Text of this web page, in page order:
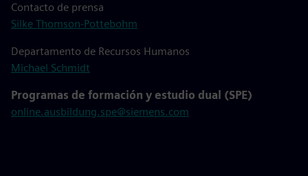
Contacto de prensa
Silke Thomson-Pottebohm
Departamento de Recursos Humanos
Michael Schmidt
Programas de formación y estudio dual (SPE)
online.ausbildung.spe@siemens.com